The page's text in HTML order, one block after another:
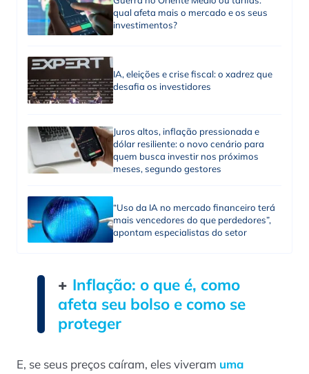
qual afeta mais o mercado e os seus
investimentos?
IA, eleições e crise fiscal: o xadrez que
desafia os investidores
Juros altos, inflação pressionada e
dólar resiliente: o novo cenário para
quem busca investir nos próximos
meses, segundo gestores
“Uso da IA no mercado financeiro terá
mais vencedores do que perdedores”,
apontam especialistas do setor
+ Inflação: o que é, como
afeta seu bolso e como se
proteger
E, se seus preços caíram, eles viveram uma